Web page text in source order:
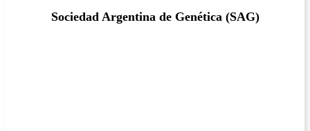
Sociedad Argentina de Genética (SAG)